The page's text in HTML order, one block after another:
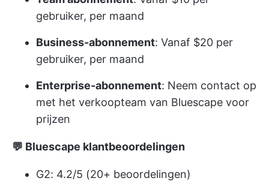
gebruiker, per maand
Business-abonnement: Vanaf $20 per
gebruiker, per maand
Enterprise-abonnement: Neem contact op
met het verkoopteam van Bluescape voor
prijzen
💬 Bluescape klantbeoordelingen
G2: 4.2/5 (20+ beoordelingen)